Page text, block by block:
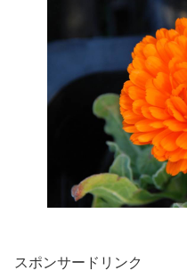
スポンサードリンク